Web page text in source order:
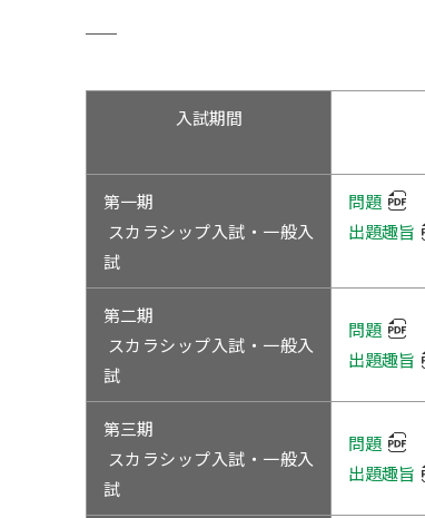
入試期間
第一期
スカラシップ入試・一般入
試
問題
出題趣旨
第二期
スカラシップ入試・一般入
試
問題
出題趣旨
第三期
スカラシップ入試・一般入
試
問題
出題趣旨